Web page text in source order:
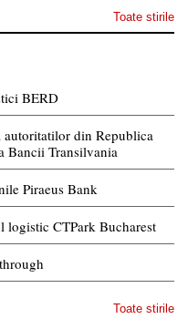
Toate stirile
BERD
autoritatilor din Republica
Bancii Transilvania
Piraeus Bank
logistic CTPark Bucharest
Toate stirile